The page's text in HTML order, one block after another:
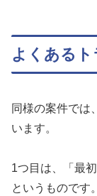
よくある
同様の案件では
います。
1つ目は、「最
というものです。